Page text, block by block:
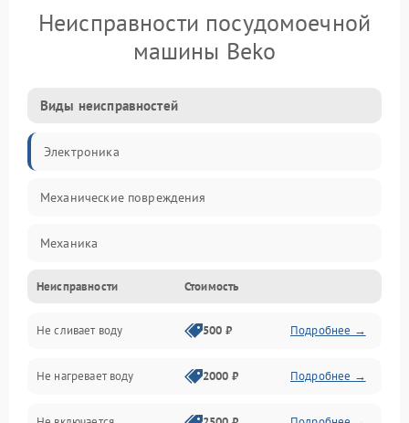
Неисправности посудомоечной
машины Beko
Виды неисправностей
Электроника
Механические повреждения
Механика
Управление
Электропитание
Датчики
Неисправности Стоимость
Не сливает воду 500 ₽ Подробнее →
Не нагревает воду 2000 ₽ Подробнее →